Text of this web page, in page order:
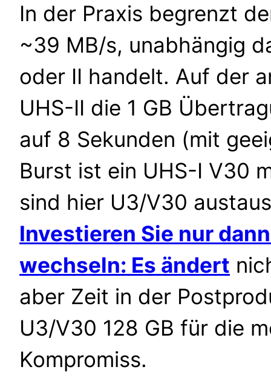
In der Praxis begrenzt
~39 MB/s, unabhängig
oder II handelt. Auf der
UHS-II die 1 GB
auf 8 Sekunden (mit
Burst ist ein UHS-I V30
sind hier U3/V30
Investieren Sie nur
wechseln: Es ändert
aber Zeit in der
U3/V30 128 GB für die
Kompromiss.